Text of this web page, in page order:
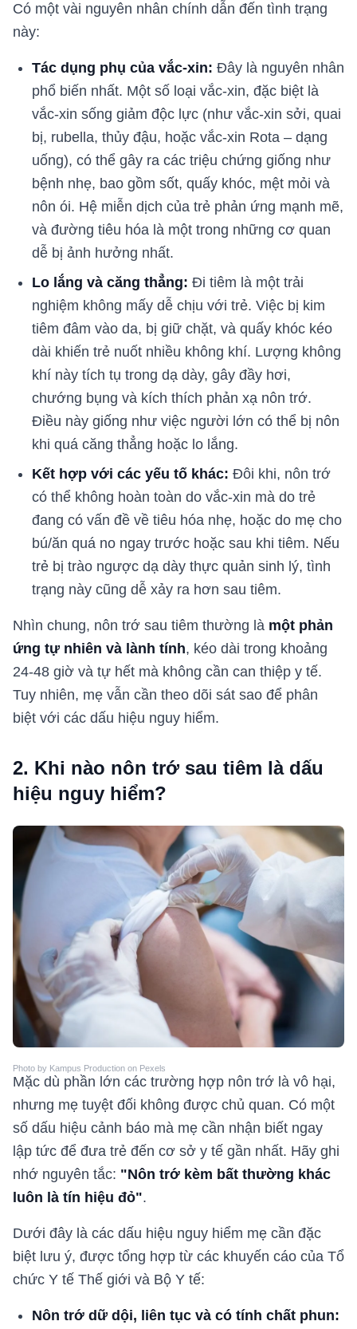
Có một vài nguyên nhân chính dẫn đến tình trạng
này:
Tác dụng phụ của vắc-xin: Đây là nguyên nhân
phổ biến nhất. Một số loại vắc-xin, đặc biệt là
vắc-xin sống giảm độc lực (như vắc-xin sởi, quai
bị, rubella, thủy đậu, hoặc vắc-xin Rota – dạng
uống), có thể gây ra các triệu chứng giống như
bệnh nhẹ, bao gồm sốt, quấy khóc, mệt mỏi và
nôn ói. Hệ miễn dịch của trẻ phản ứng mạnh mẽ,
và đường tiêu hóa là một trong những cơ quan
dễ bị ảnh hưởng nhất.
Lo lắng và căng thẳng: Đi tiêm là một trải
nghiệm không mấy dễ chịu với trẻ. Việc bị kim
tiêm đâm vào da, bị giữ chặt, và quấy khóc kéo
dài khiến trẻ nuốt nhiều không khí. Lượng không
khí này tích tụ trong dạ dày, gây đầy hơi,
chướng bụng và kích thích phản xạ nôn trớ.
Điều này giống như việc người lớn có thể bị nôn
khi quá căng thẳng hoặc lo lắng.
Kết hợp với các yếu tố khác: Đôi khi, nôn trớ
có thể không hoàn toàn do vắc-xin mà do trẻ
đang có vấn đề về tiêu hóa nhẹ, hoặc do mẹ cho
bú/ăn quá no ngay trước hoặc sau khi tiêm. Nếu
trẻ bị trào ngược dạ dày thực quản sinh lý, tình
trạng này cũng dễ xảy ra hơn sau tiêm.
Nhìn chung, nôn trớ sau tiêm thường là một phản
ứng tự nhiên và lành tính, kéo dài trong khoảng
24-48 giờ và tự hết mà không cần can thiệp y tế.
Tuy nhiên, mẹ vẫn cần theo dõi sát sao để phân
biệt với các dấu hiệu nguy hiểm.
2. Khi nào nôn trớ sau tiêm là dấu
hiệu nguy hiểm?
Photo by Kampus Production on Pexels
Mặc dù phần lớn các trường hợp nôn trớ là vô hại,
nhưng mẹ tuyệt đối không được chủ quan. Có một
số dấu hiệu cảnh báo mà mẹ cần nhận biết ngay
lập tức để đưa trẻ đến cơ sở y tế gần nhất. Hãy ghi
nhớ nguyên tắc: "Nôn trớ kèm bất thường khác
luôn là tín hiệu đỏ".
Dưới đây là các dấu hiệu nguy hiểm mẹ cần đặc
biệt lưu ý, được tổng hợp từ các khuyến cáo của Tổ
chức Y tế Thế giới và Bộ Y tế:
Nôn trớ dữ dội, liên tục và có tính chất phun: